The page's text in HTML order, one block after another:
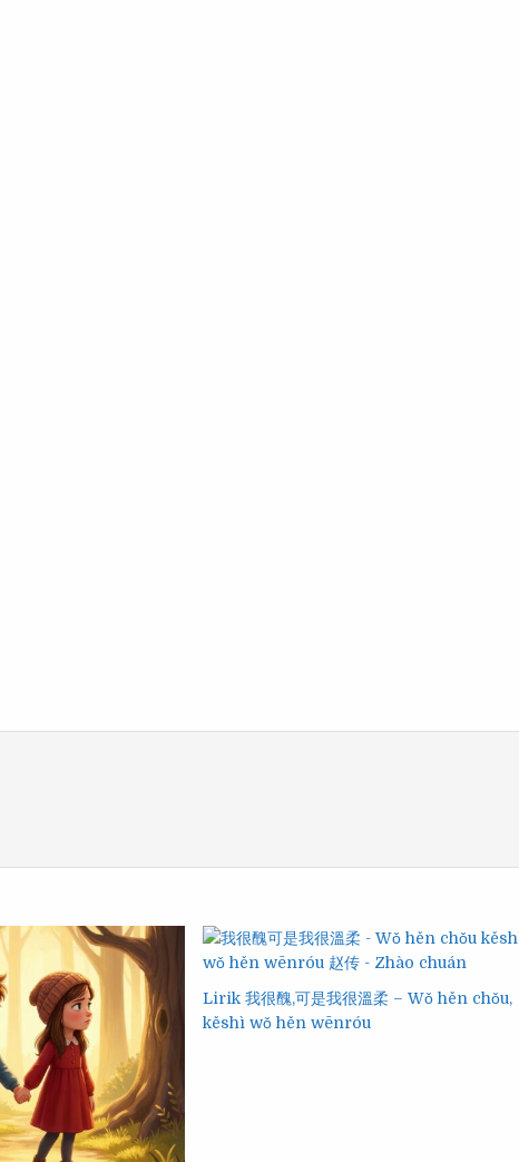
Lirik 我很醜,可是我很溫柔 – Wǒ hěn chǒu,
kěshì wǒ hěn wēnróu